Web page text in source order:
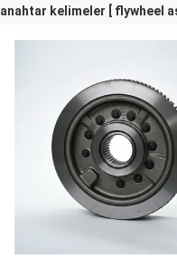
anahtar kelimeler [ flywheel